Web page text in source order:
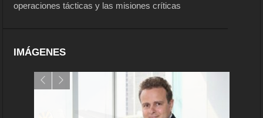
operaciones tácticas y las misiones críticas
IMÁGENES